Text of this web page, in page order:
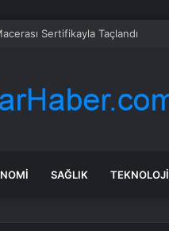
Sertifikayla Taçlandı
SAĞLIK TEKNOLOJI